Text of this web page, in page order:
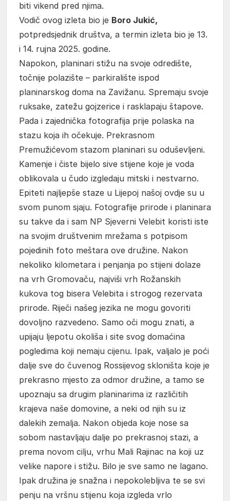
biti vikend pred njima.
Vodič ovog izleta bio je Boro Jukić,
potpredsjednik društva, a termin izleta bio je 13.
i 14. rujna 2025. godine.
Napokon, planinari stižu na svoje odredište,
točnije polazište – parkiralište ispod
planinarskog doma na Zavižanu. Spremaju svoje
ruksake, zatežu gojzerice i rasklapaju štapove.
Pada i zajednička fotografija prije polaska na
stazu koja ih očekuje. Prekrasnom
Premužićevom stazom planinari su oduševljeni.
Kamenje i čiste bijelo sive stijene koje je voda
oblikovala u čudo izgledaju mitski i nestvarno.
Epiteti najljepše staze u Lijepoj našoj ovdje su u
svom punom sjaju. Fotografije prirode i planinara
su takve da i sam NP Sjeverni Velebit koristi iste
na svojim društvenim mrežama s potpisom
pojedinih foto meštara ove družine. Nakon
nekoliko kilometara i penjanja po stijeni dolaze
na vrh Gromovaču, najviši vrh Rožanskih
kukova tog bisera Velebita i strogog rezervata
prirode. Riječi našeg jezika ne mogu govoriti
dovoljno razvedeno. Samo oči mogu znati, a
upijaju ljepotu okoliša i site svog domaćina
pogledima koji nemaju cijenu. Ipak, valjalo je poći
dalje sve do čuvenog Rossijevog skloništa koje je
prekrasno mjesto za odmor družine, a tamo se
upoznaju sa drugim planinarima iz različitih
krajeva naše domovine, a neki od njih su iz
dalekih zemalja. Nakon objeda koje nose sa
sobom nastavljaju dalje po prekrasnoj stazi, a
prema novom cilju, vrhu Mali Rajinac na koji uz
velike napore i stižu. Bilo je sve samo ne lagano.
Ipak družina je snažna i nepokolebljiva te se svi
penju na vršnu stijenu koja izgleda vrlo